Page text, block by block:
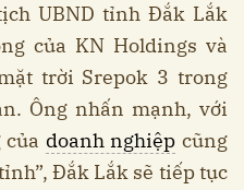
UBND tỉnh Đắk Lắk
của KN Holdings và
trời Srepok 3 trong
Ông nhấn mạnh, với
doanh nghiệp cũng
Đắk Lắk sẽ tiếp tục